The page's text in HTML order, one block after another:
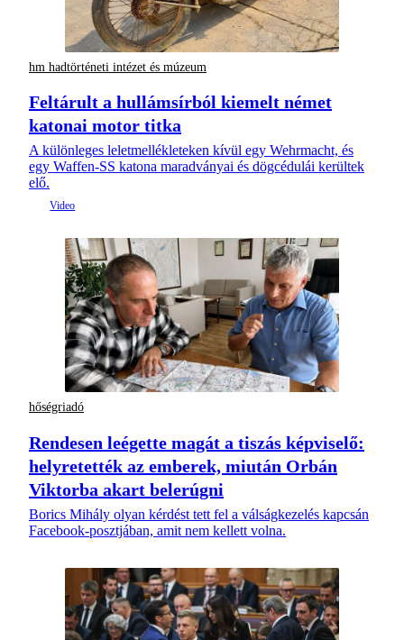
hm hadtörténeti intézet és múzeum
Feltárult a hullámsírból kiemelt német
katonai motor titka
A különleges leletmellékleteken kívül egy Wehrmacht, és
egy Waffen-SS katona maradványai és dögcédulái kerültek
elő.
hőségriadó
Rendesen leégette magát a tiszás képviselő:
helyretették az emberek, miután Orbán
Viktorba akart belerúgni
Borics Mihály olyan kérdést tett fel a válságkezelés kapcsán
Facebook-posztjában, amit nem kellett volna.